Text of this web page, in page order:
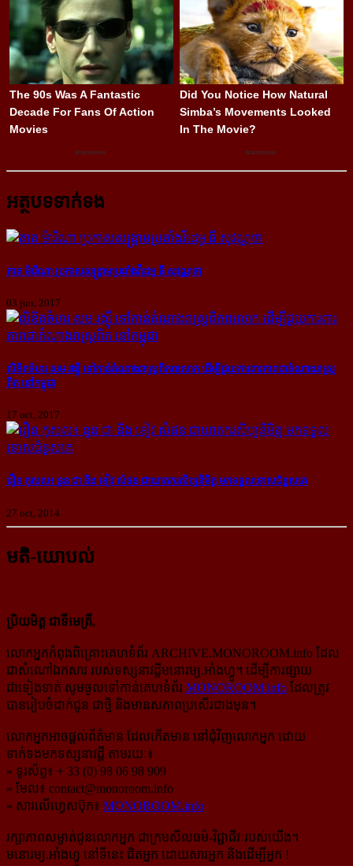
អត្ថបទទាក់ទង
តាត ម៉ារីណា ប្រកាស​សង្គ្រាម​ប្រឆាំង​វីដេអូ ធី សុវណ្ណថា
03 jun, 2017
លិខិត​ចំហរ សម រង្ស៊ី ទៅ​កាន់​តំណាង​រាស្ត្រ​ពិភពលោក ដើម្បី​ជួយ​ការពារ​ភាព​ជា​តំណាង​រាស្ត្រ​
ពិត នៅ​កម្ពុជា
17 oct, 2017
រឿន កុសល៖ នួន ជា និង ខៀវ សំផន ជា​ឃាតករ​សិប្បនិមិត្ត​ មក​ទទួល​ទោស​ជំនួស​គេ
27 oct, 2014
មតិ-យោបល់
ប្រិយមិត្ត ជាទីមេត្រី,
លោកអ្នកកំពុងពិគ្រោះគេហទំព័រ ARCHIVE.MONOROOM.info ដែល
ជាសំណៅឯកសារ របស់ទស្សនាវដ្ដីមនោរម្យ.អាំងហ្វូ។ ដើម្បីការផ្សាយ
ជាទៀងទាត់ សូមចូលទៅកាន់​គេហទំព័រ MONOROOM.info ដែលត្រូវ
បានរៀបចំដាក់ជូន ជាថ្មី និងមានសភាពប្រសើរជាងមុន។
លោកអ្នកអាចផ្ដល់ព័ត៌មាន ដែលកើតមាន នៅជុំវិញលោកអ្នក ដោយ
ទាក់ទងមកទស្សនាវដ្ដី តាមរយៈ៖
» ទូរស័ព្ទ៖ + 33 (0) 98 06 98 909
» មែល៖ contact@monoroom.info
» សារលើហ្វេសប៊ុក៖ MONOROOM.info
រក្សាភាពសម្ងាត់ជូនលោកអ្នក ជាក្រមសីលធម៌-​វិជ្ជាជីវៈ​របស់យើង។
មនោរម្យ.អាំងហ្វូ នៅទីនេះ ជិតអ្នក ដោយសារអ្នក និងដើម្បីអ្នក !